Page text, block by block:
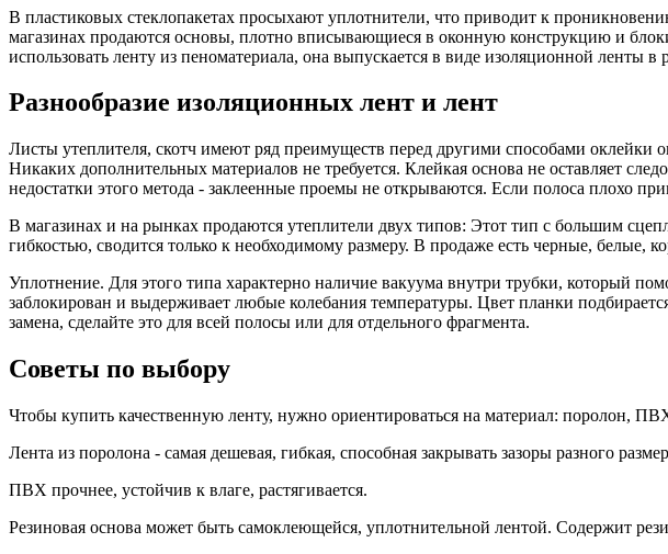
В пластиковых стеклопакетах просыхают уплотнители, что приводит к
магазинах продаются основы, плотно вписывающиеся в оконную конструкцию и
использовать ленту из пеноматериала, она выпускается в виде изоляционной ленты в
Разнообразие изоляционных лент и лент
Листы утеплителя, скотч имеют ряд преимуществ перед другими способами оклейки
Никаких дополнительных материалов не требуется. Клейкая основа не оставляет
недостатки этого метода - заклеенные проемы не открываются. Если полоса плохо
В магазинах и на рынках продаются утеплители двух типов: Этот тип с большим
гибкостью, сводится только к необходимому размеру. В продаже есть черные, белые,
Уплотнение. Для этого типа характерно наличие вакуума внутри трубки, который
заблокирован и выдерживает любые колебания температуры. Цвет планки
замена, сделайте это для всей полосы или для отдельного фрагмента.
Советы по выбору
Чтобы купить качественную ленту, нужно ориентироваться на материал: поролон,
Лента из поролона - самая дешевая, гибкая, способная закрывать зазоры разного
ПВХ прочнее, устойчив к влаге, растягивается.
Резиновая основа может быть самоклеющейся, уплотнительной лентой. Содержит